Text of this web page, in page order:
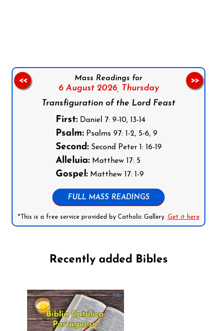
Mass Readings for
6 August 2026,
Thursday
Transfiguration of the Lord Feast
First:Daniel 7: 9-10, 13-14
Psalm:Psalms 97: 1-2, 5-6, 9
Second:Second Peter 1: 16-19
Alleluia:Matthew 17: 5
Gospel:Matthew 17: 1-9
FULL MASS READINGS
*This is a free service provided by Catholic Gallery. Get it here
<< >>
Recently added Bibles